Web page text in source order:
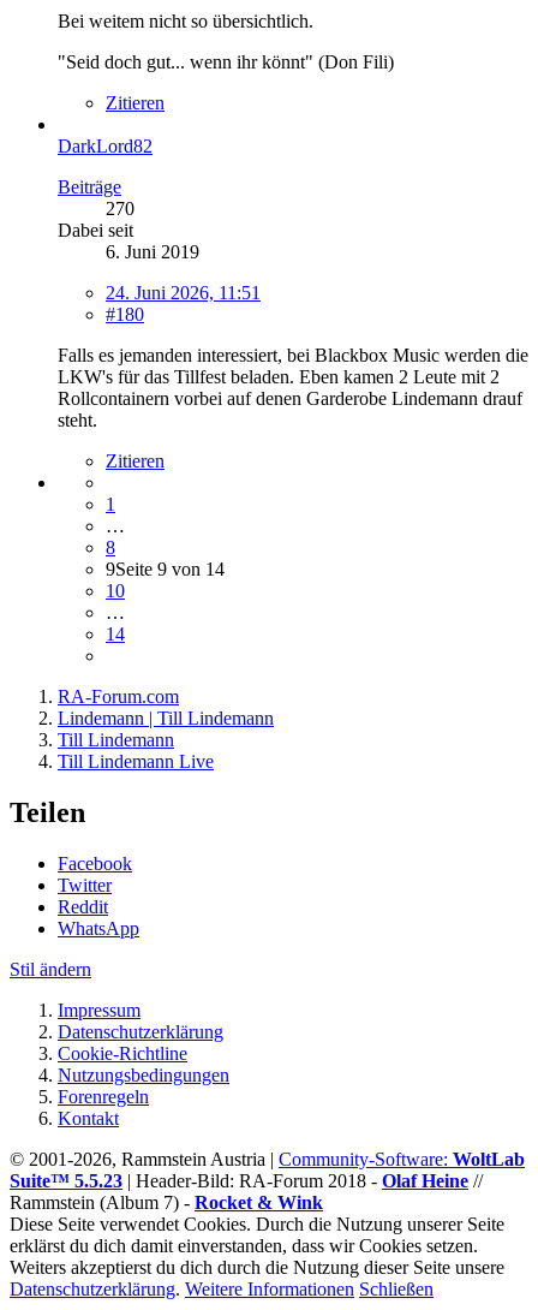
Bei weitem nicht so übersichtlich.
"Seid doch gut... wenn ihr könnt" (Don Fili)
Zitieren
DarkLord82
Beiträge
270
Dabei seit
6. Juni 2019
24. Juni 2026, 11:51
#180
Falls es jemanden interessiert, bei Blackbox Music werden die
LKW's für das Tillfest beladen. Eben kamen 2 Leute mit 2
Rollcontainern vorbei auf denen Garderobe Lindemann drauf
steht.
Zitieren
1
…
8
9Seite 9 von 14
10
…
14
RA-Forum.com
Lindemann | Till Lindemann
Till Lindemann
Till Lindemann Live
Teilen
Facebook
Twitter
Reddit
WhatsApp
Stil ändern
Impressum
Datenschutzerklärung
Cookie-Richtline
Nutzungsbedingungen
Forenregeln
Kontakt
© 2001-2026, Rammstein Austria | Community-Software: WoltLab
Suite™ 5.5.23 | Header-Bild: RA-Forum 2018 - Olaf Heine //
Rammstein (Album 7) - Rocket & Wink
Diese Seite verwendet Cookies. Durch die Nutzung unserer Seite
erklärst du dich damit einverstanden, dass wir Cookies setzen.
Weiters akzeptierst du dich durch die Nutzung dieser Seite unsere
Datenschutzerklärung. Weitere Informationen Schließen